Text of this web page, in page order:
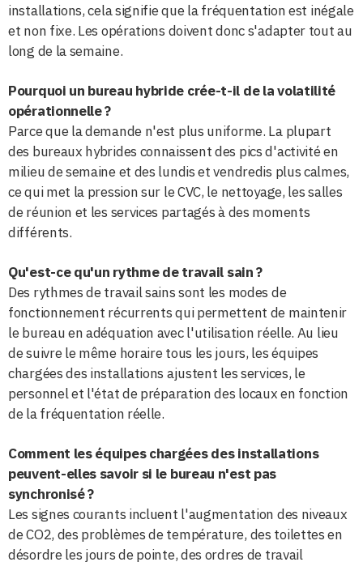
installations, cela signifie que la fréquentation est inégale
et non fixe. Les opérations doivent donc s'adapter tout au
long de la semaine.
Pourquoi un bureau hybride crée-t-il de la volatilité
opérationnelle ?
Parce que la demande n'est plus uniforme. La plupart
des bureaux hybrides connaissent des pics d'activité en
milieu de semaine et des lundis et vendredis plus calmes,
ce qui met la pression sur le CVC, le nettoyage, les salles
de réunion et les services partagés à des moments
différents.
Qu'est-ce qu'un rythme de travail sain ?
Des rythmes de travail sains sont les modes de
fonctionnement récurrents qui permettent de maintenir
le bureau en adéquation avec l'utilisation réelle. Au lieu
de suivre le même horaire tous les jours, les équipes
chargées des installations ajustent les services, le
personnel et l'état de préparation des locaux en fonction
de la fréquentation réelle.
Comment les équipes chargées des installations
peuvent-elles savoir si le bureau n'est pas
synchronisé ?
Les signes courants incluent l'augmentation des niveaux
de CO2, des problèmes de température, des toilettes en
désordre les jours de pointe, des ordres de travail